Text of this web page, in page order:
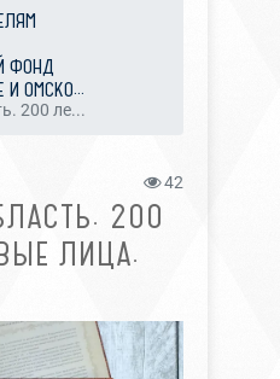
ФОНД
И ОМСКО...
200 ле...
42
200
ЛИЦА.